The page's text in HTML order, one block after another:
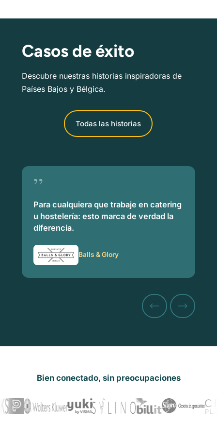
Casos de éxito
Descubre nuestras historias inspiradoras de
Países Bajos y Bélgica.
Todas las historias
”
Para cualquiera que trabaje en catering
u hostelería: esto marca de verdad la
diferencia.
Balls & Glory
Bien conectado, sin preocupaciones